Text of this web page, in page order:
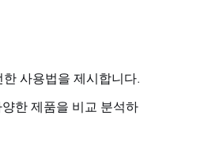
사용법을 제시합니다.
한 제품을 비교 분석하